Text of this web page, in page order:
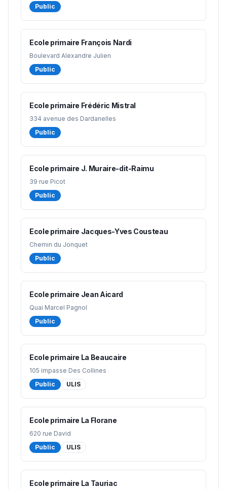
Public
Ecole primaire François Nardi
Boulevard Alexandre Julien
Public
Ecole primaire Frédéric Mistral
334 avenue des Dardanelles
Public
Ecole primaire J. Muraire-dit-Raimu
39 rue Picot
Public
Ecole primaire Jacques-Yves Cousteau
Chemin du Jonquet
Public
Ecole primaire Jean Aicard
Quai Marcel Pagnol
Public
Ecole primaire La Beaucaire
105 impasse Des Collines
Public
ULIS
Ecole primaire La Florane
620 rue David
Public
ULIS
Ecole primaire La Tauriac